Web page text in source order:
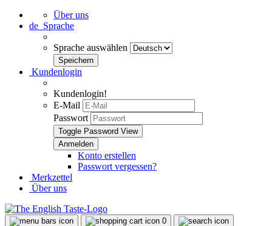
Über uns
de Sprache
Sprache auswählen
Kundenlogin
Kundenlogin!
E-Mail
Passwort
Toggle Password View
Konto erstellen
Passwort vergessen?
Merkzettel
Über uns
0